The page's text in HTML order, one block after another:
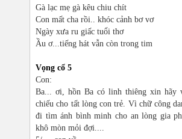
Gà lạc mẹ gà kêu chiu chít
Con mất cha rồi.. khóc cảnh bơ vơ
Ngày xưa ru giấc tuổi thơ
Ầu ơ...tiếng hát vẫn còn trong tim
Vọng cổ 5
Con:
Ba... ơi, hồn Ba có linh thiêng xin hãy
chiếu cho tất lòng con trẻ. Vì chữ công
đi tìm ánh bình minh cho an lòng gia
khô mòn mỏi đợi....